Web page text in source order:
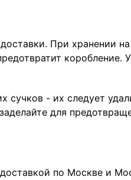
При хранении
коробление.
- их следует
для
по Москве и